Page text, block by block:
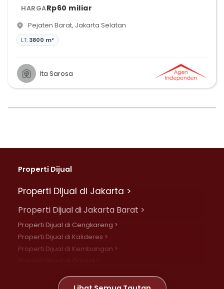
HARGARp60 miliar
Pejaten Barat, Jakarta Selatan
LT: 3800 m²
Ita Sarosa
Properti Dijual
Properti Dijual di Jakarta >
Properti Dijual di Jakarta Barat >
Properti Dijual di Cengkareng >
Properti Dijual di Kalideres >
Properti Dijual di Kembangan >
Properti Dijual di Meruya >